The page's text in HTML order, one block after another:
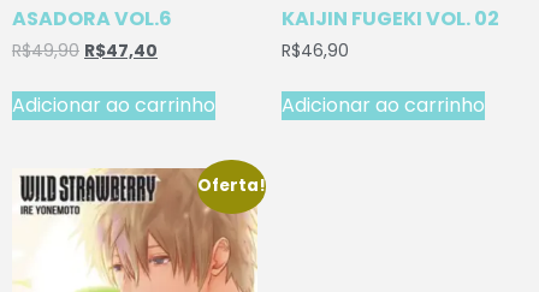
ASADORA VOL.6
R$49,90 R$47,40
Adicionar ao carrinho
KAIJIN FUGEKI VOL. 02
R$46,90
Adicionar ao carrinho
Oferta!